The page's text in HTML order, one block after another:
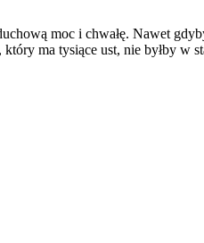
moc i chwałę. Nawet
ma tysiące ust, nie byłby